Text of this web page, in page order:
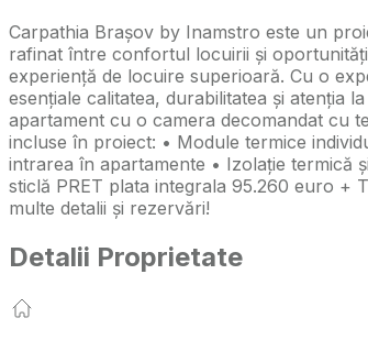
Carpathia Brașov by Inamstro este un
rafinat între confortul locuirii și
experiență de locuire superioară. Cu o
esențiale calitatea, durabilitatea și atenția
apartament cu o camera decomandat cu
incluse în proiect: • Module termice
intrarea în apartamente • Izolație termică
sticlă PRET plata integrala 95.260 euro +
multe detalii și rezervări!
Detalii Proprietate